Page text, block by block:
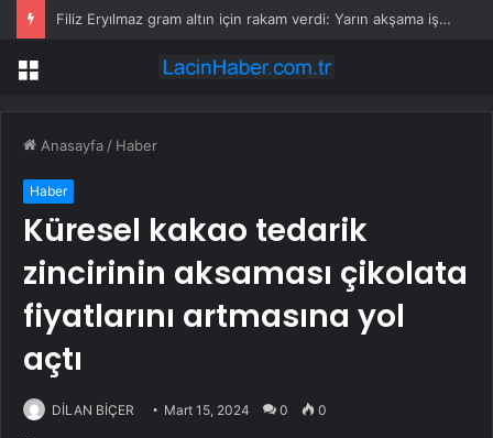
Murat Ongun CHP’den istifa etti
Menü
Anasayfa / Haber
Haber
Küresel kakao tedarik
zincirinin aksaması çikolata
fiyatlarını artmasına yol
açtı
DİLAN BİÇER Mart 15, 2024 0 0